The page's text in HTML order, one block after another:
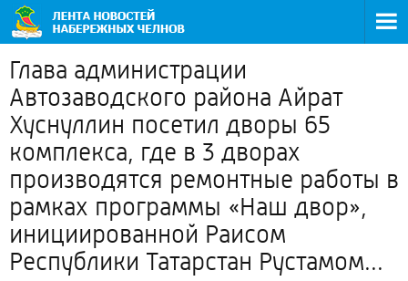
Глава администрации
Автозаводского района Айрат
Хуснуллин посетил дворы 65
комплекса, где в 3 дворах
производятся ремонтные работы в
рамках программы «Наш двор»,
инициированной Раисом
Республики Татарстан Рустамом...